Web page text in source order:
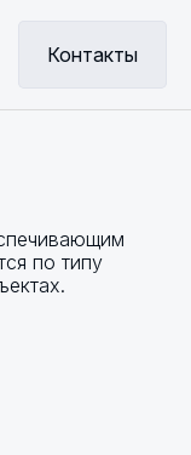
Контакты
по типу